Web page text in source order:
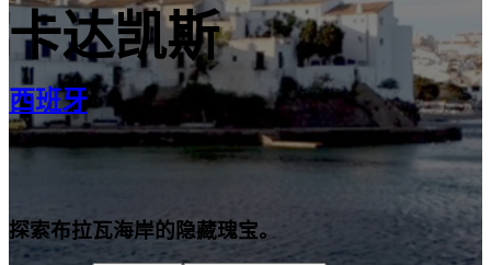
卡达凯斯
西班牙
探索布拉瓦海岸的隐藏瑰宝。